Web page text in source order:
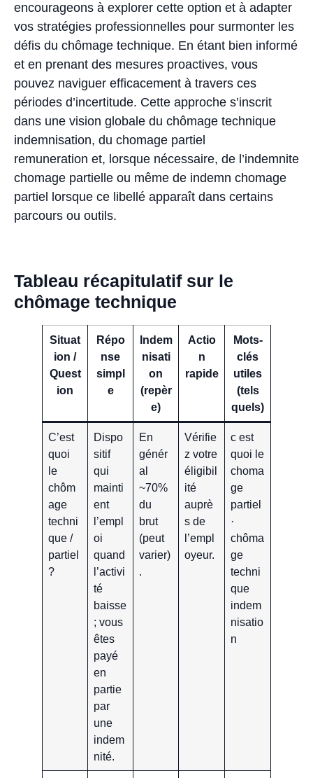
encourageons à explorer cette option et à adapter
vos stratégies professionnelles pour surmonter les
défis du chômage technique. En étant bien informé
et en prenant des mesures proactives, vous
pouvez naviguer efficacement à travers ces
périodes d’incertitude. Cette approche s’inscrit
dans une vision globale du chômage technique
indemnisation, du chomage partiel
remuneration et, lorsque nécessaire, de l’indemnite
chomage partielle ou même de indemn chomage
partiel lorsque ce libellé apparaît dans certains
parcours ou outils.
Tableau récapitulatif sur le
chômage technique
Situat
ion /
Quest
ion
Répo
nse
simpl
e
Indem
nisati
on
(repèr
e)
Actio
n
rapide
Mots-
clés
utiles
(tels
quels)
C’est
quoi
le
chôm
age
techni
que /
partiel
?
Dispo
sitif
qui
mainti
ent
l’empl
oi
quand
l’activi
té
baisse
; vous
êtes
payé
en
partie
par
une
indem
nité.
En
génér
al
~70%
du
brut
(peut
varier)
.
Vérifie
z votre
éligibil
ité
auprè
s de
l’empl
oyeur.
c est
quoi le
choma
ge
partiel
·
chôma
ge
techni
que
indem
nisatio
n